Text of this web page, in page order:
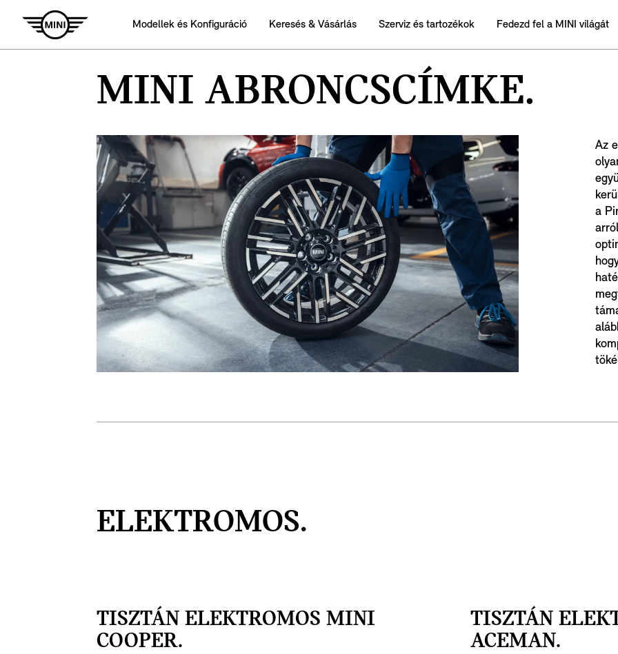
Modellek és Konfiguráció Keresés & Vásárlás Szerviz és tartozékok Fedezd fel a MINI világát
MINI ABRONCSCÍMKE.
Az
a
ELEKTROMOS.
TISZTÁN ELEKTROMOS MINI
COOPER.
TISZTÁN
ACEMAN.